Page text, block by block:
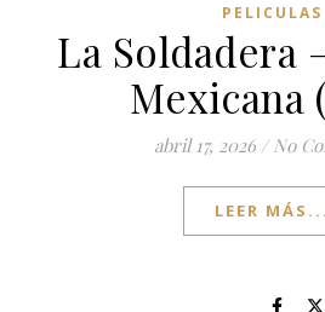
PELICULAS
La Soldadera
Mexicana
abril 17, 2026 / No
LEER MÁS...